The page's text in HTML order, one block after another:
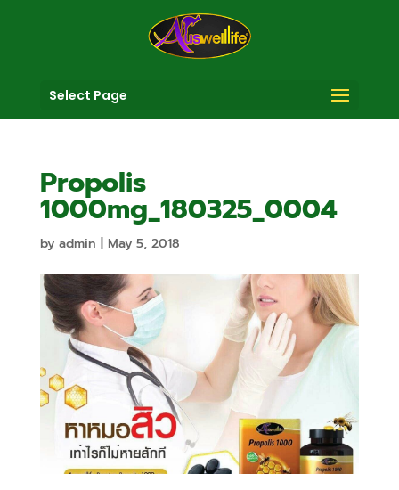
Select Page
Propolis
1000mg_180325_0004
by admin May 5, 2018